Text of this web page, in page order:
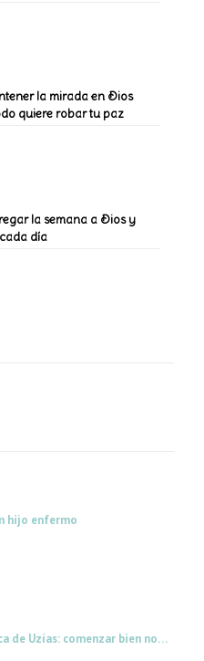
la mirada en Dios
quiere robar tu paz
la semana a Dios y
día
hijo enfermo
de Uzías: comenzar bien no…